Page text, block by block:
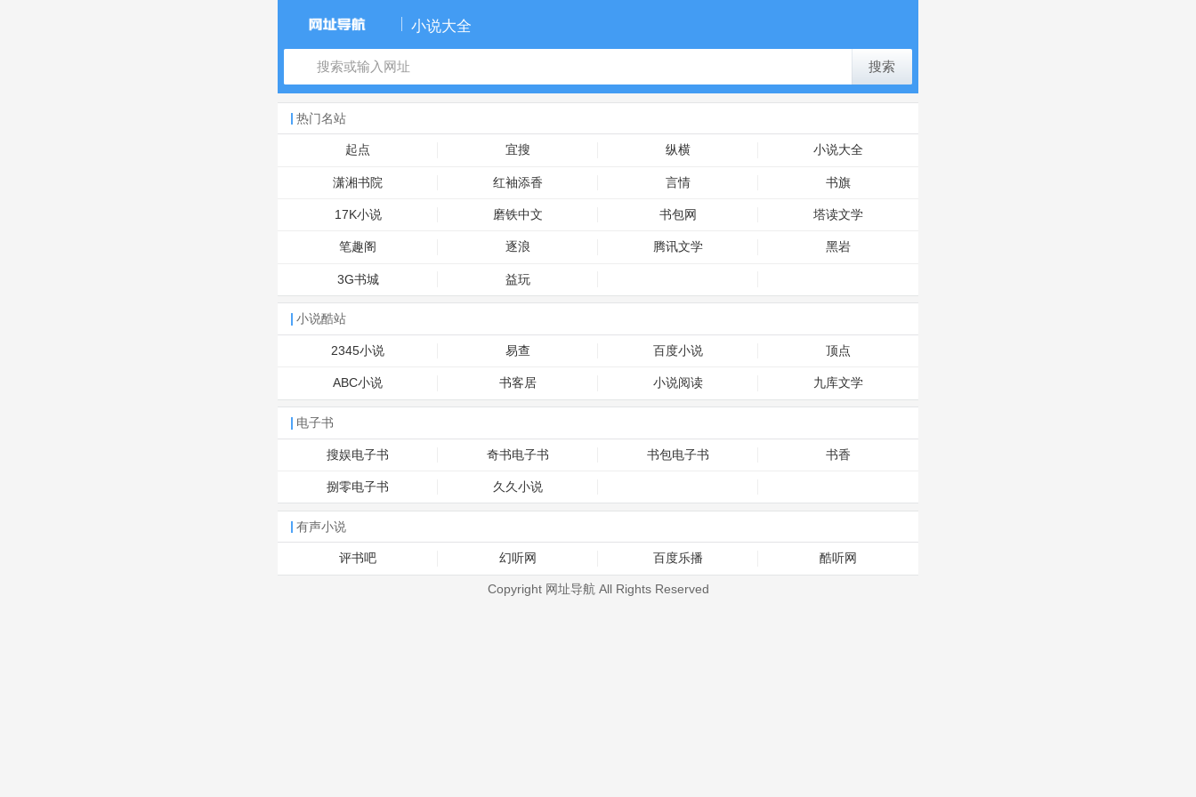
小说大全
搜索
热门名站
起点 宜搜 纵横 小说大全
潇湘书院 红袖添香 言情 书旗
17K小说 磨铁中文 书包网 塔读文学
笔趣阁 逐浪 腾讯文学 黑岩
3G书城 益玩
小说酷站
2345小说 易查 百度小说 顶点
ABC小说 书客居 小说阅读 九库文学
电子书
搜娱电子书 奇书电子书 书包电子书 书香
捌零电子书 久久小说
有声小说
评书吧 幻听网 百度乐播 酷听网
Copyright 网址导航 All Rights Reserved